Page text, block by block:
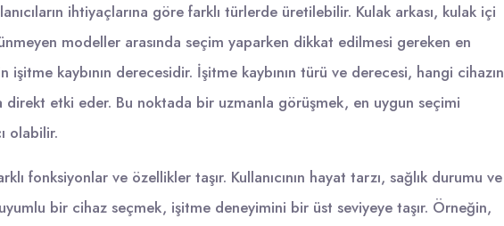
ihtiyaçlarına göre farklı türlerde üretilebilir. Kulak arkası, kulak içi
modeller arasında seçim yaparken dikkat edilmesi gereken en
işitme kaybının derecesidir. İşitme kaybının türü ve derecesi, hangi cihazın
direkt etki eder. Bu noktada bir uzmanla görüşmek, en uygun seçimi
olabilir.
fonksiyonlar ve özellikler taşır. Kullanıcının hayat tarzı, sağlık durumu ve
bir cihaz seçmek, işitme deneyimini bir üst seviyeye taşır. Örneğin,